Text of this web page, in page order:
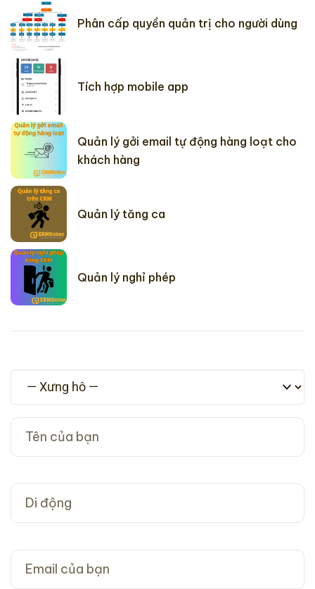
Phân cấp quyền quản trị cho người dùng
Tích hợp mobile app
Quản lý gởi email tự động hàng loạt cho
khách hàng
Quản lý tăng ca
Quản lý nghỉ phép